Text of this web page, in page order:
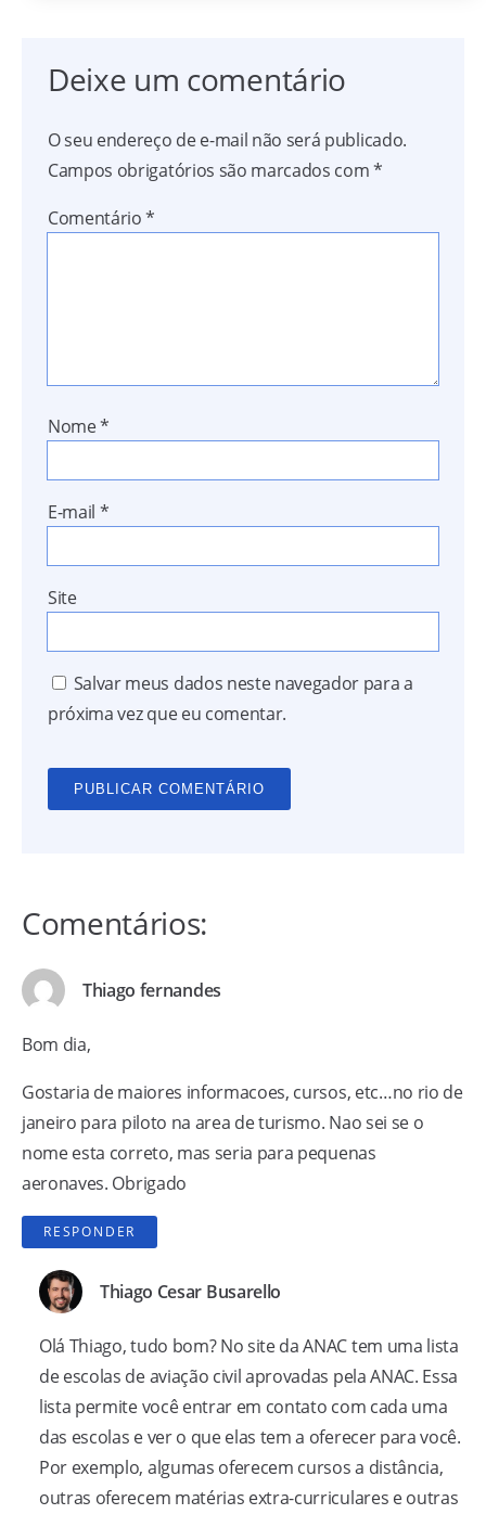
Deixe um comentário
O seu endereço de e-mail não será publicado.
Campos obrigatórios são marcados com*
Comentário*
Nome*
E-mail *
Site
Salvar meus dados neste navegador para a
próxima vez que eu comentar.
Comentários:
Thiago fernandes
Bom dia,
Gostaria de maiores informacoes, cursos, etc…no rio de
janeiro para piloto na area de turismo. Nao sei se o
nome esta correto, mas seria para pequenas
aeronaves. Obrigado
RESPONDER
Thiago Cesar Busarello
Olá Thiago, tudo bom? No site da ANAC tem uma lista
de escolas de aviação civil aprovadas pela ANAC. Essa
lista permite você entrar em contato com cada uma
das escolas e ver o que elas tem a oferecer para você.
Por exemplo, algumas oferecem cursos a distância,
outras oferecem matérias extra-curriculares e outras